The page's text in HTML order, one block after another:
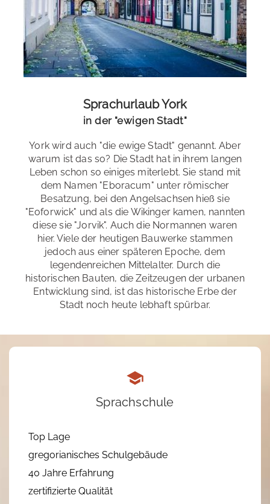
Sprachurlaub York
in der "ewigen Stadt"
York wird auch "die ewige Stadt" genannt. Aber
warum ist das so? Die Stadt hat in ihrem langen
Leben schon so einiges miterlebt. Sie stand mit
dem Namen "Eboracum" unter römischer
Besatzung, bei den Angelsachsen hieß sie
"Eoforwick" und als die Wikinger kamen, nannten
diese sie "Jorvik". Auch die Normannen waren
hier. Viele der heutigen Bauwerke stammen
jedoch aus einer späteren Epoche, dem
legendenreichen Mittelalter. Durch die
historischen Bauten, die Zeitzeugen der urbanen
Entwicklung sind, ist das historische Erbe der
Stadt noch heute lebhaft spürbar.
Sprachschule
Top Lage
gregorianisches Schulgebäude
40 Jahre Erfahrung
zertifizierte Qualität